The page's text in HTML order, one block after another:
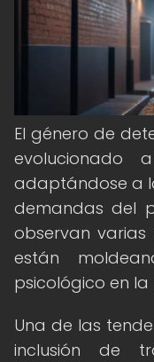
El género de
adaptándose a
demandas del
observan varias
están
psicológico en
Una de las
inclusión de